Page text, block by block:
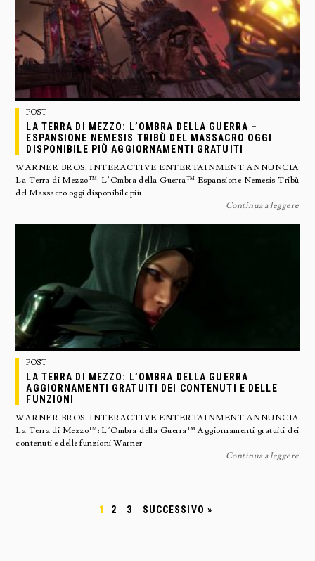
POST
LA TERRA DI MEZZO: L’OMBRA DELLA GUERRA –
ESPANSIONE NEMESIS TRIBÙ DEL MASSACRO OGGI
DISPONIBILE PIÙ AGGIORNAMENTI GRATUITI
WARNER BROS. INTERACTIVE ENTERTAINMENT ANNUNCIA
La Terra di Mezzo™: L’Ombra della Guerra™ Espansione Nemesis Tribù
del Massacro oggi disponibile più
Continua a leggere
POST
LA TERRA DI MEZZO: L’OMBRA DELLA GUERRA
AGGIORNAMENTI GRATUITI DEI CONTENUTI E DELLE
FUNZIONI
WARNER BROS. INTERACTIVE ENTERTAINMENT ANNUNCIA
La Terra di Mezzo™: L’Ombra della Guerra™ Aggiornamenti gratuiti dei
contenuti e delle funzioni Warner
Continua a leggere
1 2 3 SUCCESSIVO »